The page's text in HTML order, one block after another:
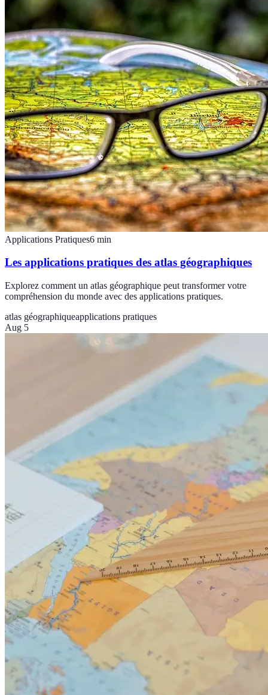
Applications Pratiques6 min
Les applications pratiques des atlas géographiques
Explorez comment un atlas géographique peut transformer votre
compréhension du monde avec des applications pratiques.
atlas géographiqueapplications pratiques
Aug 5